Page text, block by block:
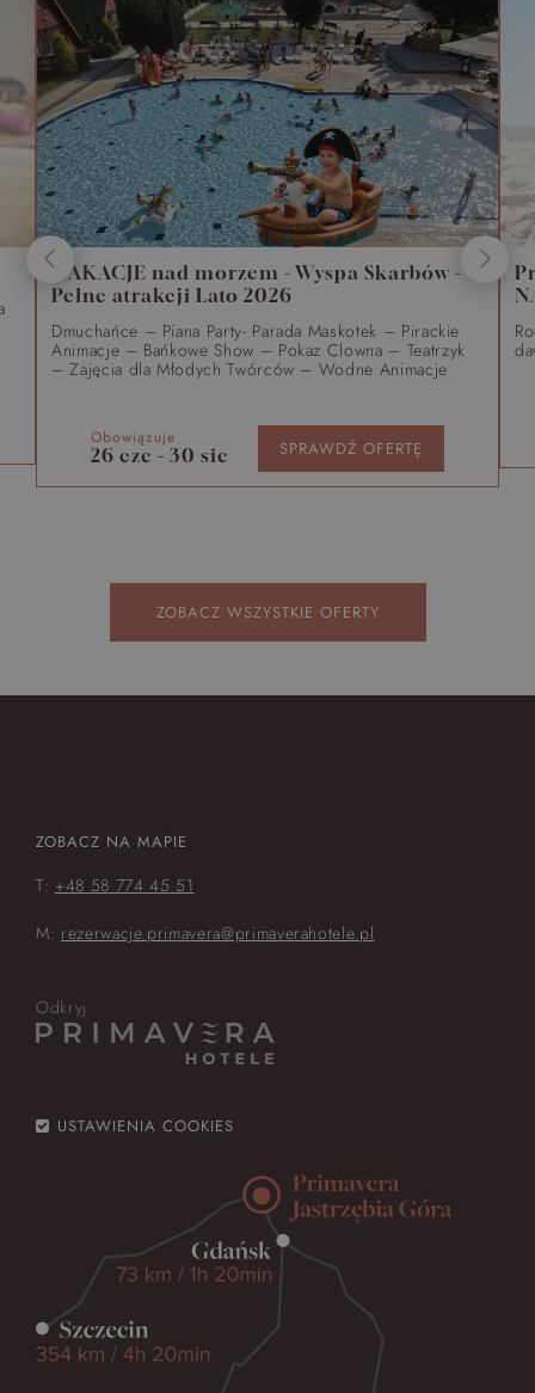
WAKACJE nad morzem - Wyspa Skarbów -
Pełne atrakcji Lato 2026
Dmuchańce – Piana Party- Parada Maskotek – Pirackie
Animacje – Bańkowe Show – Pokaz Clowna – Teatrzyk
– Zajęcia dla Młodych Twórców – Wodne Animacje
26 cze - 30 sie
Obowiązuje SPRAWDŹ OFERTĘ
ZOBACZ WSZYSTKIE OFERTY
ZOBACZ NA MAPIE
T: +48 58 774 45 51
M: rezerwacje.primavera@primaverahotele.pl
Odkryj
USTAWIENIA COOKIES